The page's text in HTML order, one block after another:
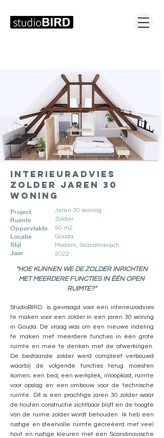
Interieuradvies
zolder jaren 30
woning
Project
Ruimte
Oppervlakte
Locatie
Stijl
Jaar
Jaren 30 woning
Zolder
50 m2
Gouda
Modern, Scandinavisch
2022
"HOE KUNNEN WE DE ZOLDER INRICHTEN
MET MEERDERE FUNCTIES IN ÉÉN OPEN
RUIMTE?"
StudioBIRD is gevraagd voor een interieuradvies
te maken voor een zolder in een jaren 30 woning
in Gouda. De vraag was om een nieuwe indeling
te maken met meerdere functies in één grote
ruimte en mee te denken met de afwerkingen.
De bestaande zolder werd compleet verbouwd
waarbij de volgende functies terug moesten
komen; een bed, een werkplek, inloopkast, ruimte
voor opslag en een ombouw voor de technische
ruimte. Dit is een prachtige jaren 30 zolder waar
de houten constructie zichtbaar blijft en de hoogte
van de ruime zolder wordt behouden. Ik heb een
rustige en sfeervolle ruimte gecreëerd met veel
hout en rustige kleuren met een Scandinavische